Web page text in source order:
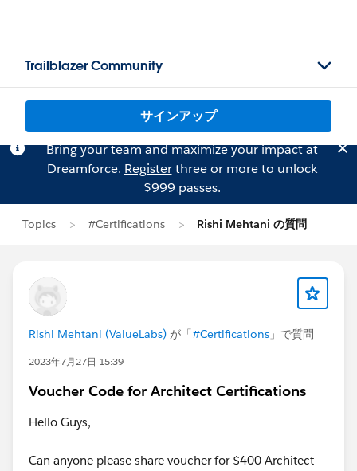
Trailblazer Community
サインアップ
Bring your team and maximize your impact at
Dreamforce. Registerthree or more to unlock
$999 passes.
Topics #Certifications Rishi Mehtani の質問
Rishi Mehtani (ValueLabs) が「#Certifications 」で質問
2023年7月27日 15:39
Voucher Code for Architect Certifications
Hello Guys,
Can anyone please share voucher for $400 Architect